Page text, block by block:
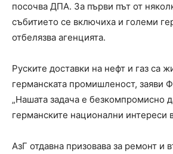
посочва ДПА. За първи път от
събитието се включиха и големи
отбелязва агенцията.
Руските доставки на нефт и газ са
германската промишленост, заяви
„Нашата задача е безкомпромисно
германските национални интереси
AзГ отдавна призовава за ремонт и